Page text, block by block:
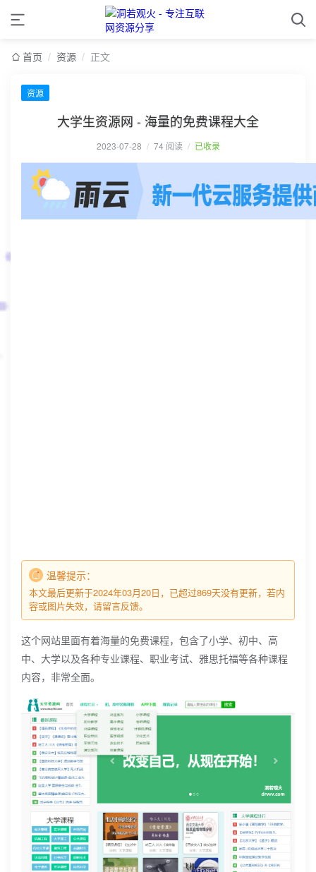
首页 / 资源 / 正文
资源
大学生资源网 - 海量的免费课程大全
2023-07-28 / 74 阅读 / 已收录
温馨提示：
本文最后更新于2024年03月20日，已超过869天没有更新，若内
容或图片失效，请留言反馈。
这个网站里面有着海量的免费课程，包含了小学、初中、高
中、大学以及各种专业课程、职业考试、雅思托福等各种课程
内容，非常全面。